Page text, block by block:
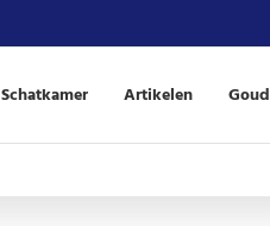
Schatkamer Artikelen Goud